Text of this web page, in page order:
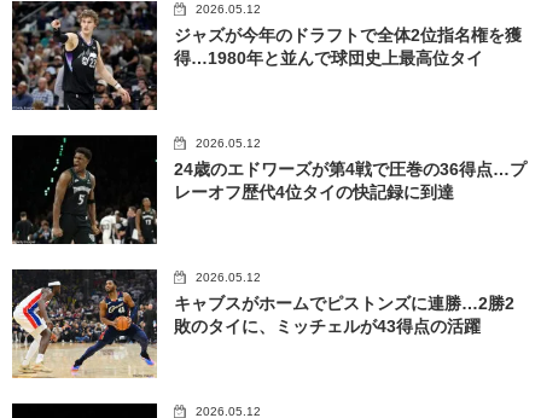
2026.05.12
ジャズが今年のドラフトで全体2位指名権を獲
得…1980年と並んで球団史上最高位タイ
2026.05.12
24歳のエドワーズが第4戦で圧巻の36得点…プ
レーオフ歴代4位タイの快記録に到達
2026.05.12
キャブスがホームでピストンズに連勝…2勝2
敗のタイに、ミッチェルが43得点の活躍
2026.05.12